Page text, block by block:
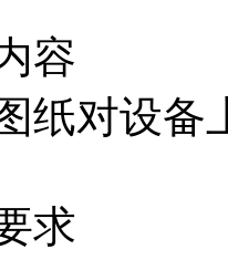
容
纸对设备
求